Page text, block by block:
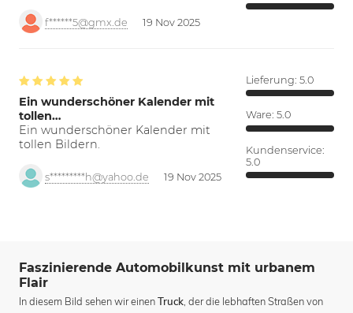
f******5@gmx.de 19 Nov 2025
Ein wunderschöner Kalender mit
tollen…
Ein wunderschöner Kalender mit
tollen Bildern.
s*********h@yahoo.de 19 Nov 2025
Lieferung: 5.0
Ware: 5.0
Kundenservice:
5.0
Faszinierende Automobilkunst mit urbanem
Flair
In diesem Bild sehen wir einen Truck, der die lebhaften Straßen von